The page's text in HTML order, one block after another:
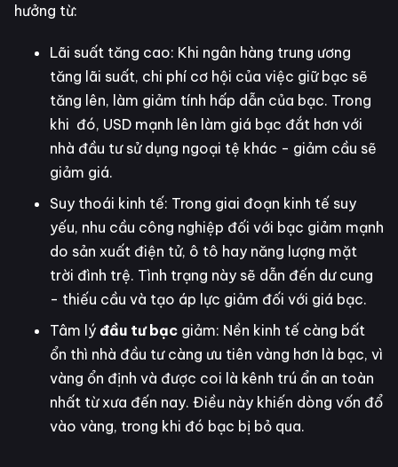
hưởng từ:
Lãi suất tăng cao: Khi ngân hàng trung ương
tăng lãi suất, chi phí cơ hội của việc giữ bạc sẽ
tăng lên, làm giảm tính hấp dẫn của bạc. Trong
khi đó, USD mạnh lên làm giá bạc đắt hơn với
nhà đầu tư sử dụng ngoại tệ khác - giảm cầu sẽ
giảm giá.
Suy thoái kinh tế: Trong giai đoạn kinh tế suy
yếu, nhu cầu công nghiệp đối với bạc giảm mạnh
do sản xuất điện tử, ô tô hay năng lượng mặt
trời đình trệ. Tình trạng này sẽ dẫn đến dư cung
- thiếu cầu và tạo áp lực giảm đối với giá bạc.
Tâm lý đầu tư bạc giảm: Nền kinh tế càng bất
ổn thì nhà đầu tư càng ưu tiên vàng hơn là bạc, vì
vàng ổn định và được coi là kênh trú ẩn an toàn
nhất từ xưa đến nay. Điều này khiến dòng vốn đổ
vào vàng, trong khi đó bạc bị bỏ qua.